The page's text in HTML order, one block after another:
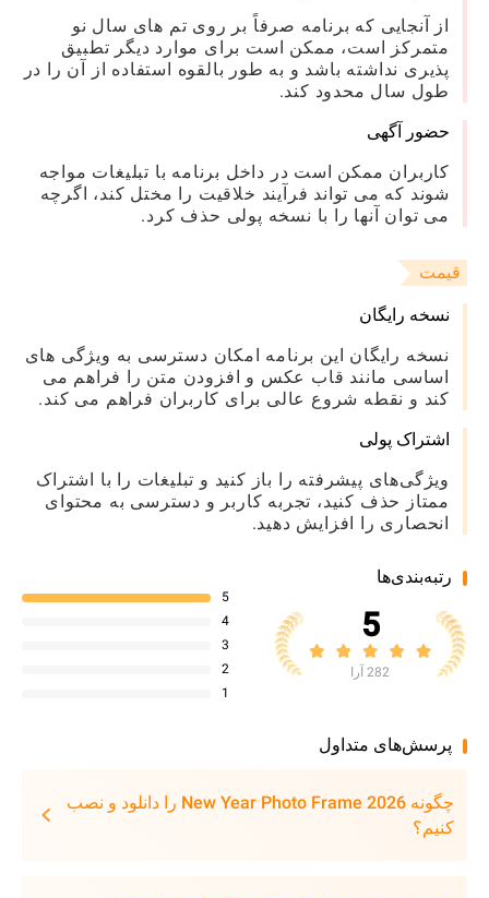
از آنجایی که برنامه صرفاً بر روی تم های سال نو
متمرکز است، ممکن است برای موارد دیگر تطبیق
پذیری نداشته باشد و به طور بالقوه استفاده از آن را در
طول سال محدود کند.
حضور آگهی
کاربران ممکن است در داخل برنامه با تبلیغات مواجه
شوند که می تواند فرآیند خلاقیت را مختل کند، اگرچه
می توان آنها را با نسخه پولی حذف کرد.
قیمت
نسخه رایگان
نسخه رایگان این برنامه امکان دسترسی به ویژگی های
اساسی مانند قاب عکس و افزودن متن را فراهم می
کند و نقطه شروع عالی برای کاربران فراهم می کند.
اشتراک پولی
ویژگی‌های پیشرفته را باز کنید و تبلیغات را با اشتراک
ممتاز حذف کنید، تجربه کاربر و دسترسی به محتوای
انحصاری را افزایش دهید.
رتبه‌بندی‌ها
5
282 آرا
5
4
3
2
1
پرسش‌های متداول
چگونه New Year Photo Frame 2026 را دانلود و نصب
کنیم؟